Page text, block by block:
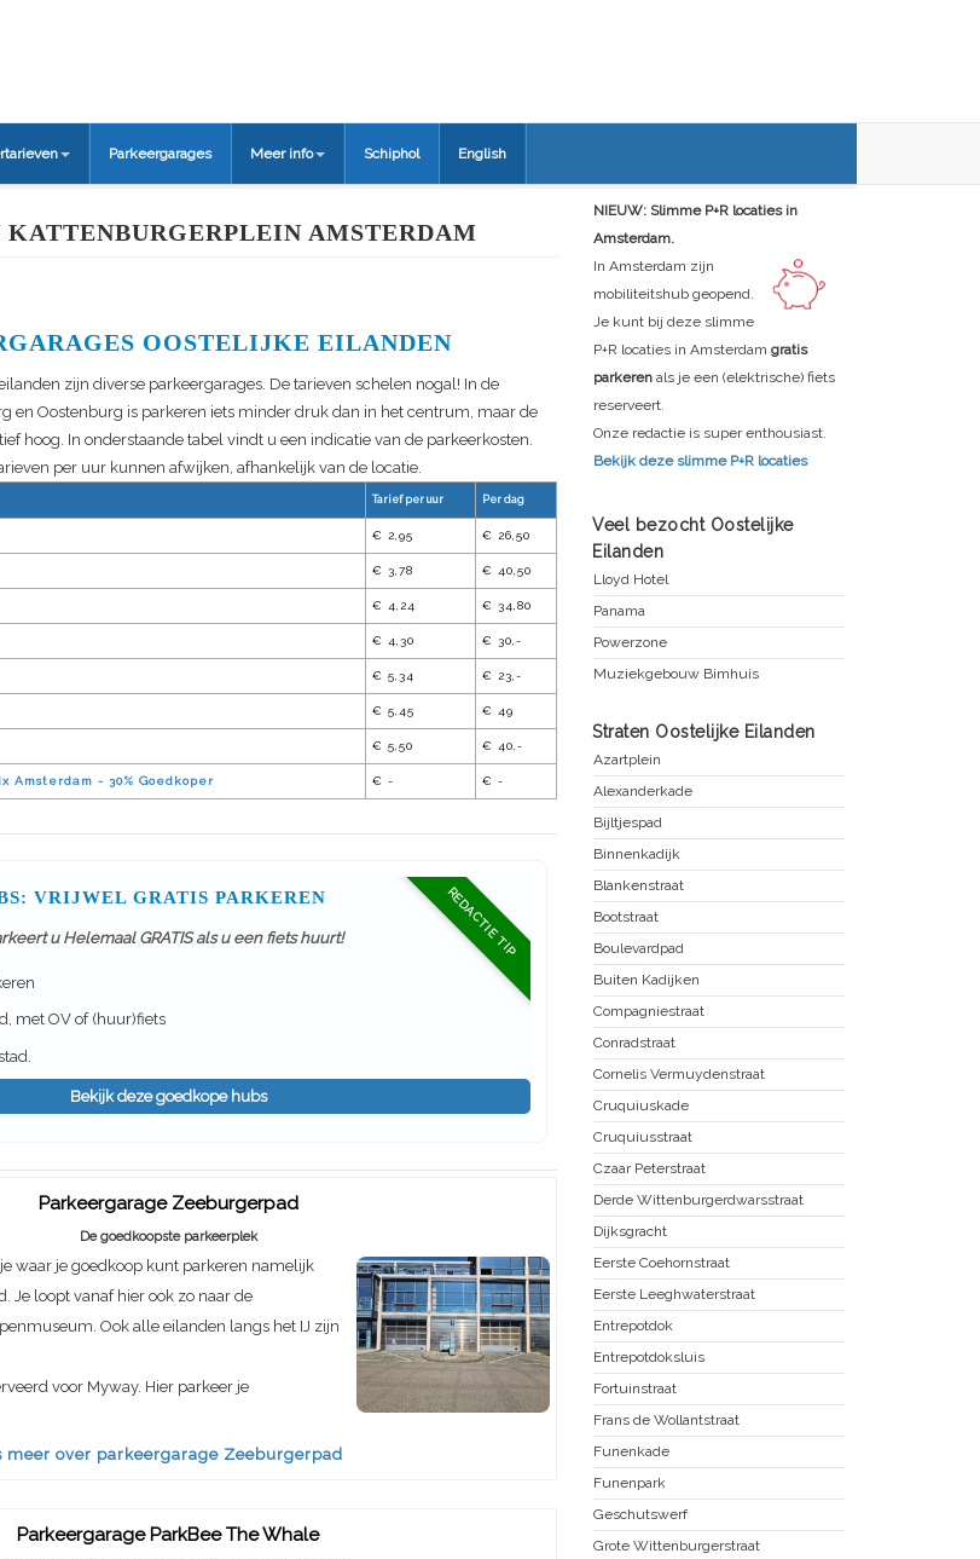
Parkeergarages Meer info Schiphol English
KATTENBURGERPLEIN AMSTERDAM
OOSTELIJKE EILANDEN
zijn diverse parkeergarages. De tarieven schelen nogal! In de
en Oostenburg is parkeren iets minder druk dan in het centrum, maar de
hoog. In onderstaande tabel vindt u een indicatie van de parkeerkosten.
per uur kunnen afwijken, afhankelijk van de locatie.
Tarief per uur Per dag
€ 2,95 € 26,50
€ 3,78 € 40,50
€ 4,24 € 34,80
€ 4,30 € 30,-
€ 5,34 € 23,-
€ 5,45 € 49
€ 5,50 € 40,-
Amsterdam - 30% Goedkoper € - € -
REDACTIE TIP
VRIJWEL GRATIS PARKEREN
u Helemaal GRATIS als u een fiets huurt!
met OV of (huur)fiets
Bekijk deze goedkope hubs
Parkeergarage Zeeburgerpad
De goedkoopste parkeerplek
waar je goedkoop kunt parkeren namelijk
Je loopt vanaf hier ook zo naar de
Ook alle eilanden langs het IJ zijn
voor Myway. Hier parkeer je
meer over parkeergarage Zeeburgerpad
Parkeergarage ParkBee The Whale
NIEUW: Slimme P+R locaties in
Amsterdam.
In Amsterdam zijn
mobiliteitshub geopend.
Je kunt bij deze slimme
P+R locaties in Amsterdam gratis
parkeren als je een (elektrische) fiets
reserveert.
Onze redactie is super enthousiast.
Bekijk deze slimme P+R locaties
Veel bezocht Oostelijke
Eilanden
Lloyd Hotel
Panama
Powerzone
Muziekgebouw Bimhuis
Straten Oostelijke Eilanden
Azartplein
Alexanderkade
Bijltjespad
Binnenkadijk
Blankenstraat
Bootstraat
Boulevardpad
Buiten Kadijken
Compagniestraat
Conradstraat
Cornelis Vermuydenstraat
Cruquiuskade
Cruquiusstraat
Czaar Peterstraat
Derde Wittenburgerdwarsstraat
Dijksgracht
Eerste Coehornstraat
Eerste Leeghwaterstraat
Entrepotdok
Entrepotdoksluis
Fortuinstraat
Frans de Wollantstraat
Funenkade
Funenpark
Geschutswerf
Grote Wittenburgerstraat